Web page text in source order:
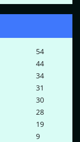
54
44
34
31
30
28
19
9